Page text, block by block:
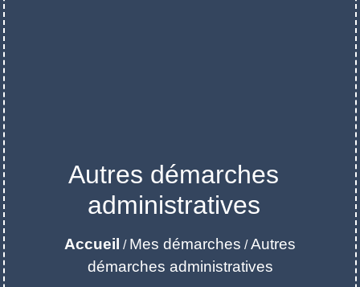
Autres démarches
administratives
Accueil / Mes démarches /Autres
démarches administratives